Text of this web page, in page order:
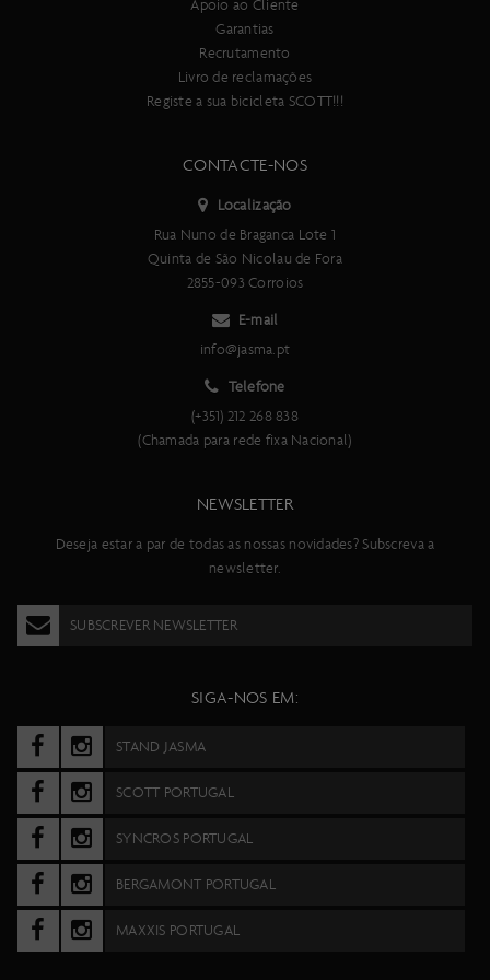
Apoio ao Cliente
Garantias
Recrutamento
Livro de reclamações
Registe a sua bicicleta SCOTT!!!
CONTACTE-NOS
Localização
Rua Nuno de Braganca Lote 1
Quinta de São Nicolau de Fora
2855-093 Corroios
E-mail
info@jasma.pt
Telefone
(+351) 212 268 838
(Chamada para rede fixa Nacional)
NEWSLETTER
Deseja estar a par de todas as nossas novidades? Subscreva a
newsletter.
SUBSCREVER NEWSLETTER
SIGA-NOS EM:
STAND JASMA
SCOTT PORTUGAL
SYNCROS PORTUGAL
BERGAMONT PORTUGAL
MAXXIS PORTUGAL